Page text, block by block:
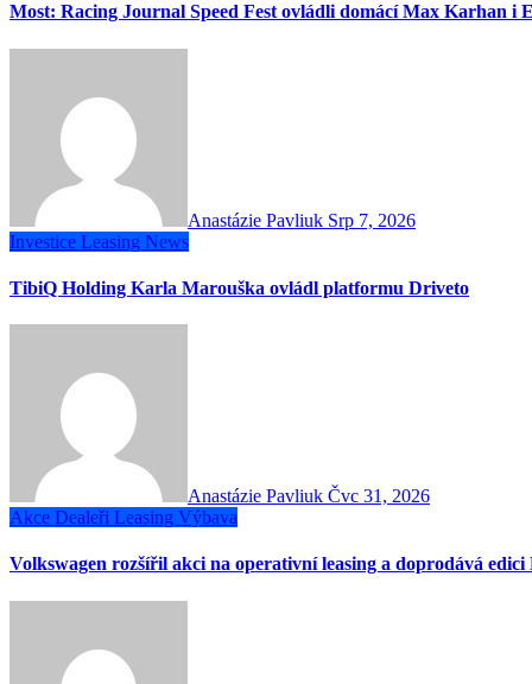
Most: Racing Journal Speed Fest ovládli domácí Max Karhan i
Anastázie Pavliuk Srp 7, 2026
Investice Leasing News
TibiQ Holding Karla Marouška ovládl platformu Driveto
Anastázie Pavliuk Čvc 31, 2026
Akce Dealeři Leasing Výbava
Volkswagen rozšířil akci na operativní leasing a doprodává edici